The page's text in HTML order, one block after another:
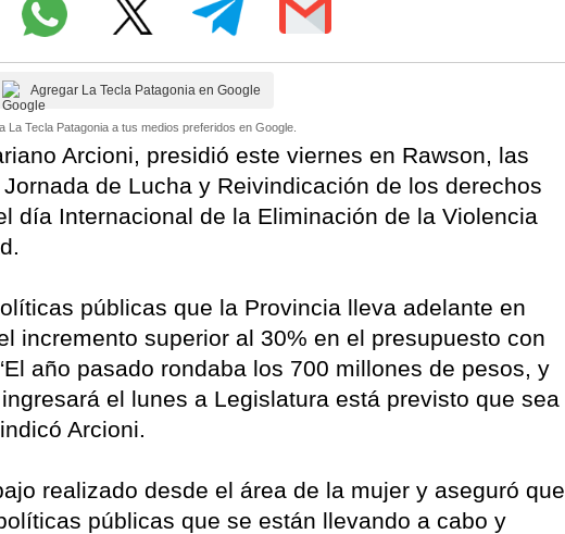
Agregar La Tecla Patagonia en Google
La Tecla Patagonia a tus medios preferidos en Google.
Arcioni, presidió este viernes en Rawson, las
de Lucha y Reivindicación de los derechos
día Internacional de la Eliminación de la Violencia
públicas que la Provincia lleva adelante en
incremento superior al 30% en el presupuesto con
año pasado rondaba los 700 millones de pesos, y
el lunes a Legislatura está previsto que sea
Arcioni.
realizado desde el área de la mujer y aseguró que
públicas que se están llevando a cabo y